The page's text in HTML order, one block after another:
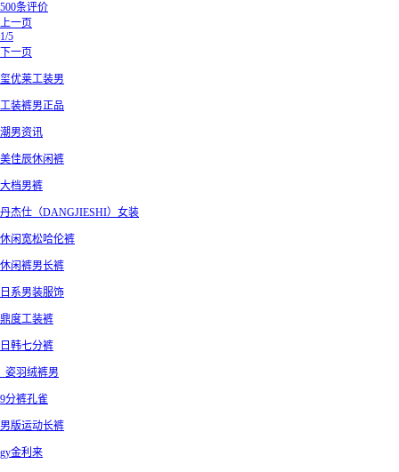
500条评价
上一页
1/5
下一页
玺优莱工装男
工装裤男正品
潮男资讯
美佳辰休闲裤
大档男裤
丹杰仕（DANGJIESHI）女装
休闲宽松哈伦裤
休闲裤男长裤
日系男装服饰
鼎度工装裤
日韩七分裤
_姿羽绒裤男
9分裤孔雀
男版运动长裤
gy金利来